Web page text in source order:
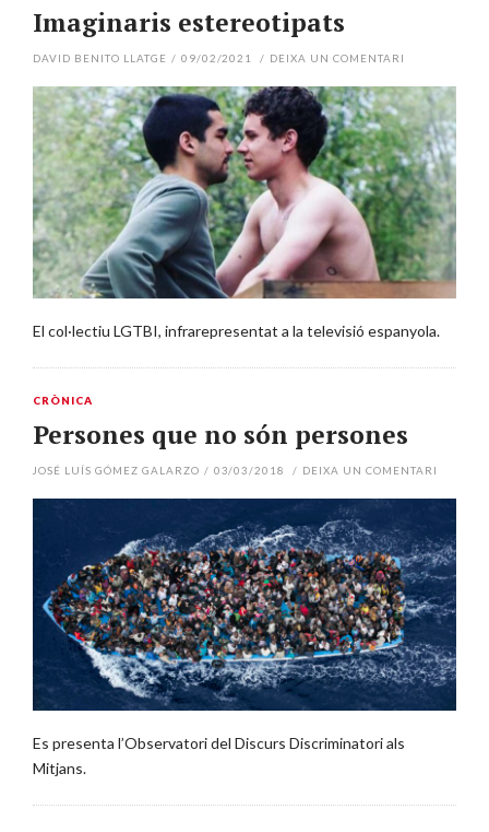
Imaginaris estereotipats
DAVID BENITO LLATGE / 09/02/2021 / DEIXA UN COMENTARI
El col·lectiu LGTBI, infrarepresentat a la televisió espanyola.
CRÒNICA
Persones que no són persones
JOSÉ LUÍS GÓMEZ GALARZO / 03/03/2018 / DEIXA UN COMENTARI
Es presenta l’Observatori del Discurs Discriminatori als
Mitjans.